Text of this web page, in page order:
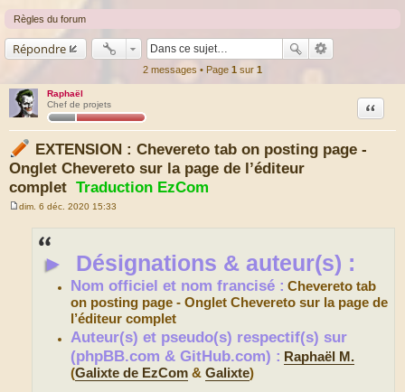
Règles du forum
Répondre
2 messages • Page 1 sur 1
Raphaël
Chef de projets
EXTENSION : Chevereto tab on posting page -
Onglet Chevereto sur la page de l’éditeur
complet Traduction EzCom
Citation
dim. 6 déc. 2020 15:33
► Désignations & auteur(s) :
Nom officiel et nom francisé : Chevereto tab
on posting page - Onglet Chevereto sur la page de
l’éditeur complet
Auteur(s) et pseudo(s) respectif(s) sur
(phpBB.com & GitHub.com) : Raphaël M.
(Galixte de EzCom &Galixte)